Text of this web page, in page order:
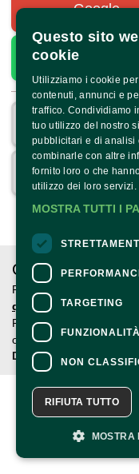
Google
WhatsApp
CONTATTI
Per informazioni e
qui
Per informazioni sul
organizzatore.
Dichiarazione di
Questo sito
cookie
Utilizziamo i cookie
contenuti, annunci e
traffico. Condividiamo
tuo utilizzo del nostro
pubblicitari e di analisi
combinarle con altre
fornito loro o che
utilizzo dei loro servizi.
MOSTRA TUTTI I
TARGETING
FUNZIONALITÀ
NON
RIFIUTA TUTTO
MOSTRA